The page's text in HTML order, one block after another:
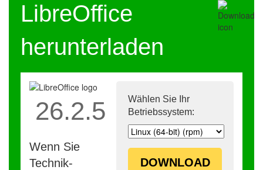
LibreOffice
herunterladen
Wählen Sie Ihr
Betriebssystem:
DOWNLOAD
26.2.5
Wenn Sie
Technik-